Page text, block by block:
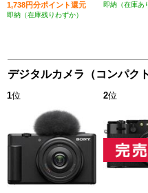
1,738円分ポイント還元
即納（在庫残りわずか）
即納（在庫あ
デジタルカメラ（コンパク
1位 2位